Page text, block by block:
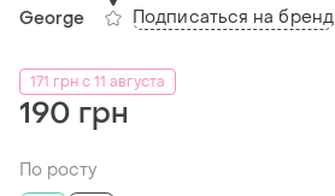
George Подписаться на бренд
171 грн с 11 августа
190 грн
По росту